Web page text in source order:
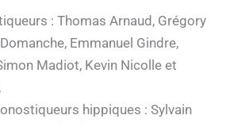
: Thomas Arnaud, Grégory
Emmanuel Gindre,
Madiot, Kevin Nicolle et
hippiques : Sylvain